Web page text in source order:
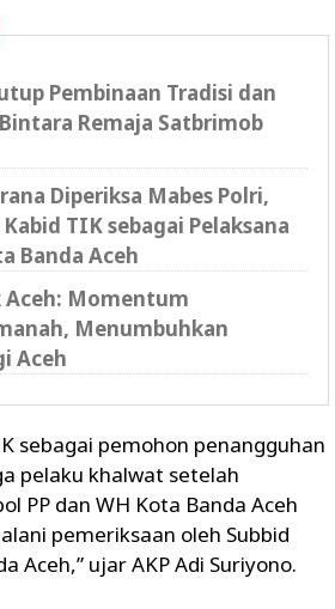
Pembinaan Tradisi dan
Remaja Satbrimob
Diperiksa Mabes Polri,
TIK sebagai Pelaksana
Banda Aceh
Aceh: Momentum
Menumbuhkan
Aceh
sebagai pemohon penangguhan
pelaku khalwat setelah
PP dan WH Kota Banda Aceh
pemeriksaan oleh Subbid
Aceh,” ujar AKP Adi Suriyono.